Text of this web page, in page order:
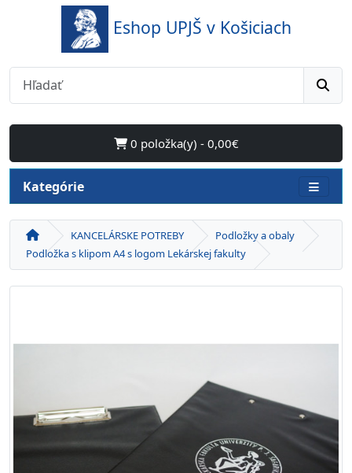
Eshop UPJŠ v Košiciach
0 položka(y) - 0,00€
Kategórie
KANCELÁRSKE POTREBY
Podložky a obaly
Podložka s klipom A4 s logom Lekárskej fakulty